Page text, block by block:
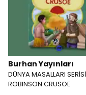
Burhan Yayınları
DÜNYA MASALLARI
ROBINSON CRUSOE